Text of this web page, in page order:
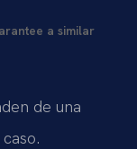
a similar
de una